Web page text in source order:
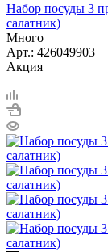
Набор посуды 3
салатник)
Много
Арт.: 426049903
Акция